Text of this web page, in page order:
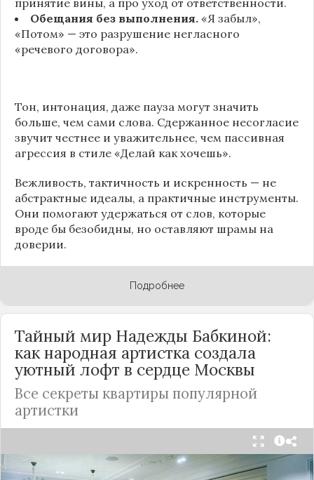
Обещания без выполнения. «Я забыл»,
«Потом» — это разрушение негласного
«речевого договора».
Тон, интонация, даже пауза могут значить
больше, чем сами слова. Сдержанное несогласие
звучит честнее и уважительнее, чем пассивная
агрессия в стиле «Делай как хочешь».
Вежливость, тактичность и искренность — не
абстрактные идеалы, а практичные инструменты.
Они помогают удержаться от слов, которые
вроде бы безобидны, но оставляют шрамы на
доверии.
Подробнее
Тайный мир Надежды Бабкиной:
как народная артистка создала
уютный лофт в сердце Москвы
Все секреты квартиры популярной
артистки
Народная артисткаРоссииНадежда Бабкина,
известная своей любовью к традиционному